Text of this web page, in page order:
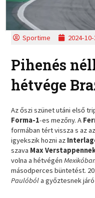
Sportime 2024-
Pihenés
hétvége
Az őszi szünet utáni első
Forma-1-es mezőny. A
formában tért vissza s az
igyekszik hozni az
szava Max
volna a hétvégén
másodperces büntetést.
Paulóbóla győztesnek